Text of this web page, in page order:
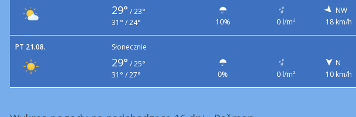
29° /23°
31° / 24°
10% 0 l/m²
NW
18 km/h
PT 21.08. Słonecznie
29° /25°
31° / 27°
0% 0 l/m²
N
10 km/h